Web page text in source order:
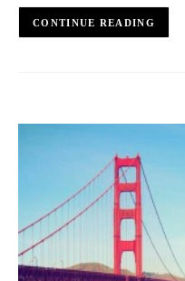
CONTINUE READING